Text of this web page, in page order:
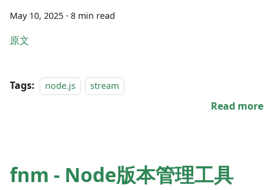
May 10, 2025 · 8 min read
原文
Tags: node.js stream
Read more
fnm - Node版本管理工具